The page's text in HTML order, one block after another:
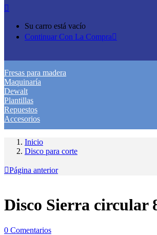
Su carro está vacío
Continuar Con La Compra
Fresas para madera
Maquinaría
Dewalt
Plantillas
Repuestos
Accesorios
Inicio
Disco para corte
Página anterior
Disco Sierra circular
0 Comentarios